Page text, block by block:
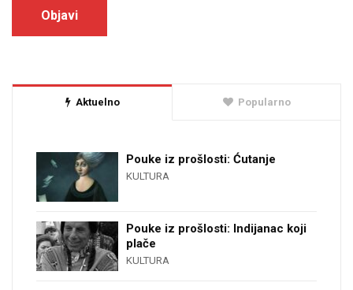
Aktuelno Popularno
Pouke iz prošlosti: Ćutanje
KULTURA
Pouke iz prošlosti: Indijanac koji
plače
KULTURA